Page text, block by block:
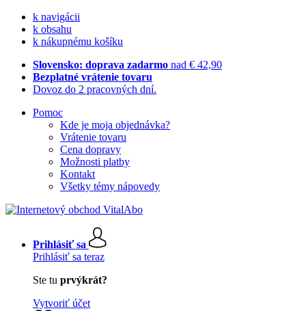
k navigácii
k obsahu
k nákupnému košíku
Slovensko: doprava zadarmo nad € 42,90
Bezplatné vrátenie tovaru
Dovoz do 2 pracovných dní.
Pomoc
Kde je moja objednávka?
Vrátenie tovaru
Cena dopravy
Možnosti platby
Kontakt
Všetky témy nápovedy
Prihlásiť sa
Prihlásiť sa teraz
Ste tu prvýkrát?
Vytvoriť účet